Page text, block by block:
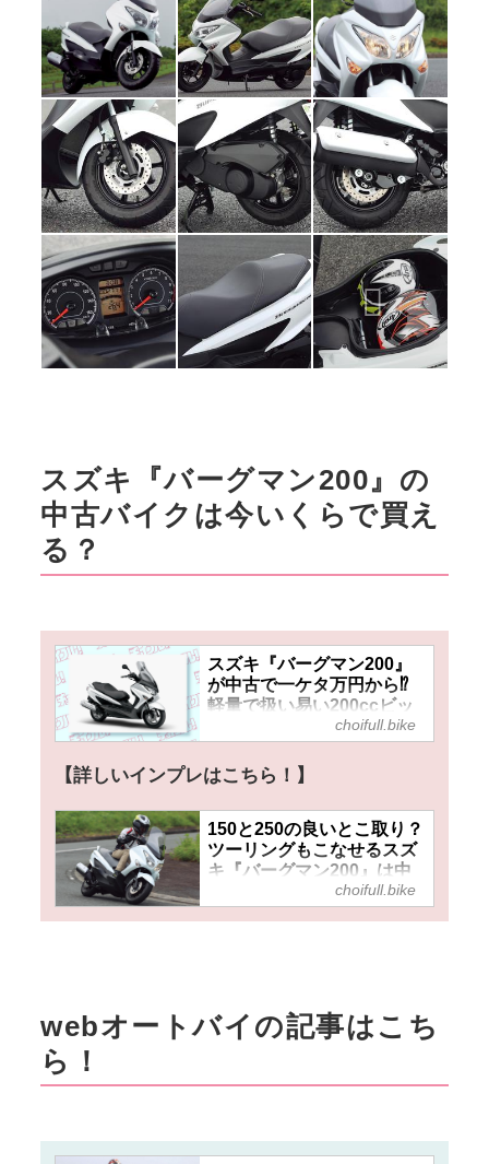
スズキ『バーグマン200』の
中古バイクは今いくらで買え
る？
スズキ『バーグマン200』
が中古で一ケタ万円から⁉
軽量で扱い易い200ccビッ
グスクーターは日常のアシ
からツーリングまで最適！
choifull.bike
【詳しいインプレはこちら！】
150と250の良いとこ取り？
ツーリングもこなせるスズ
キ『バーグマン200』は中
古もお手頃で都市部のコミ
ューターとてしても活躍！
choifull.bike
webオートバイの記事はこち
ら！